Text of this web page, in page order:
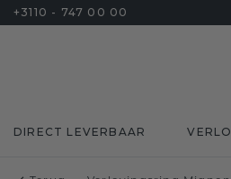
+3110 - 747 00 00
DIRECT LEVERBAAR